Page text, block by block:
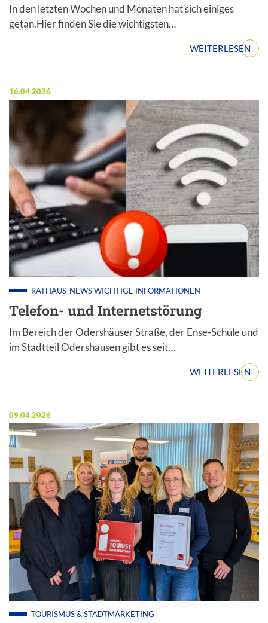
In den letzten Wochen und Monaten hat sich einiges
getan.Hier finden Sie die wichtigsten…
WEITERLESEN
Veröffentlicht am:
16.04.2026
Telefon- und Internetstörung
RATHAUS-NEWSWICHTIGE INFORMATIONEN
Im Bereich der Odershäuser Straße, der Ense-Schule und
im Stadtteil Odershausen gibt es seit…
WEITERLESEN
Veröffentlicht am:
09.04.2026
TOURISMUS & STADTMARKETING